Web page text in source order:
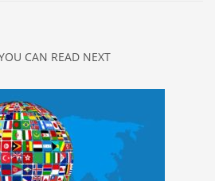
CAN READ NEXT